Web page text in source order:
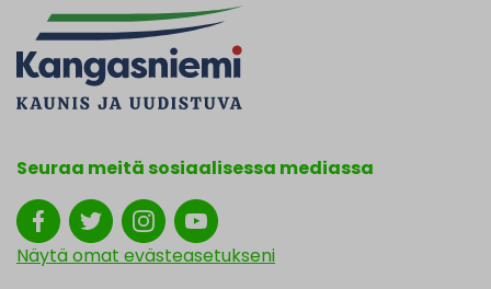
Seuraa meitä sosiaalisessa mediassa
Näytä omat evästeasetukseni